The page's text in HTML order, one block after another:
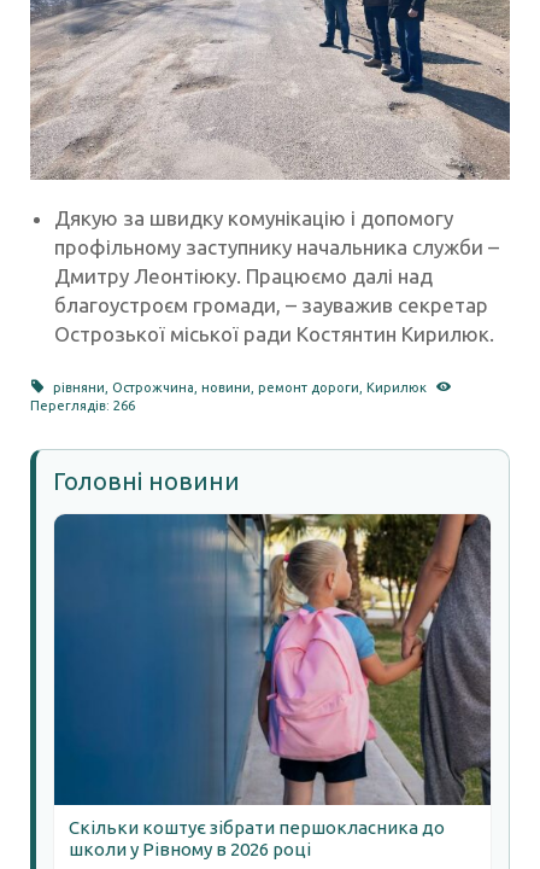
Дякую за швидку комунікацію і допомогу
профільному заступнику начальника служби –
Дмитру Леонтіюку. Працюємо далі над
благоустроєм громади, – зауважив секретар
Острозької міської ради Костянтин Кирилюк.
рівняни Острожчина ,новини ,ремонт дороги ,Кирилюк
Переглядів: 266
Головні новини
Скільки коштує зібрати першокласника до
школи у Рівному в 2026 році